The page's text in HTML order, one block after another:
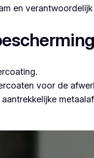
en
voor de